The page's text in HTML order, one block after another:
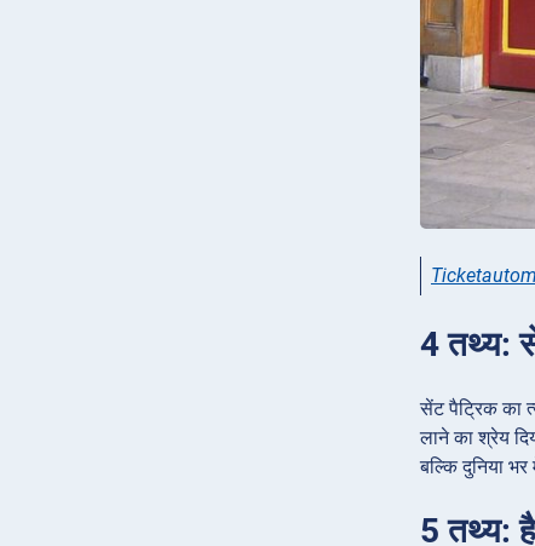
4 तथ्य:
सेंट पैट्रिक का
लाने का श्रेय
बल्कि दुनिया
5 तथ्य: